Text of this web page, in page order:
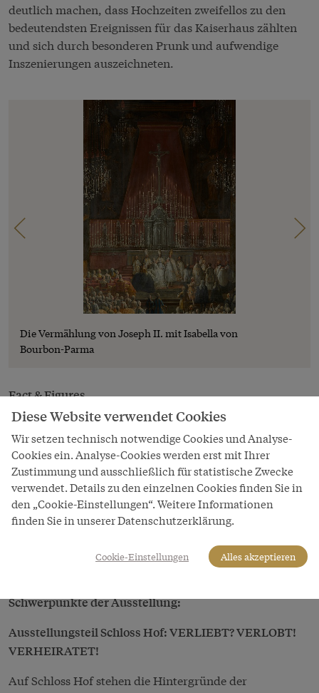
deutlich machen, dass Hochzeiten zweifellos zu den
bedeutendsten Ereignissen für das Kaiserhaus zählten
und sich durch besonderen Prunk und aufwendige
Inszenierungen auszeichneten.
Die Vermählung von Joseph II. mit Isabella von
Bourbon-Parma
Fact & Figures
Kuratierung:
Ausstellungsteil Schloss Hof: Martin Mutschlechner
Ausstellungsteil Schloss Niederweiden: Katrin Harter
und Birgit Schmidt-Messner
Gezeigt wird eine repräsentative Auswahl an Objekten
ergänzt durch Exponate musealer Leihgeber sowie aus
Schwerpunkte der Ausstellung:
Ausstellungsteil Schloss Hof: VERLIEBT? VERLOBT!
VERHEIRATET!
Auf Schloss Hof stehen die Hintergründe der
Diese Website verwendet Cookies
Wir setzen technisch notwendige Cookies und Analyse-
Cookies ein. Analyse-Cookies werden erst mit Ihrer
Zustimmung und ausschließlich für statistische Zwecke
verwendet. Details zu den einzelnen Cookies finden Sie in
den „Cookie-Einstellungen“. Weitere Informationen
finden Sie in unserer Datenschutzerklärung.
Cookie-Einstellungen Alles akzeptieren